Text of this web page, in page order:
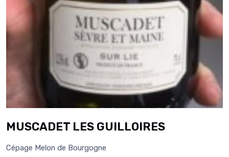
MUSCADET LES GUILLOIRES
Cépage Melon de Bourgogne